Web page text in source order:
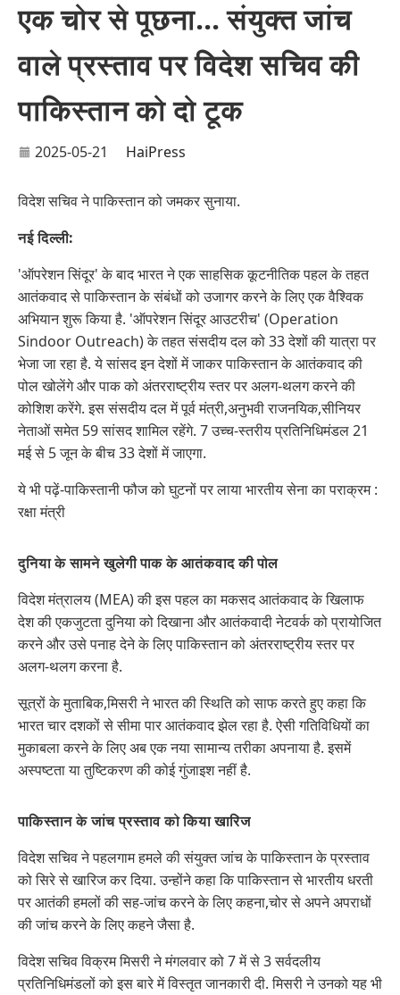
एक चोर से पूछना... संयुक्त जांच
वाले प्रस्ताव पर विदेश सचिव की
पाकिस्तान को दो टूक
2025-05-21 HaiPress
विदेश सचिव ने पाकिस्तान को जमकर सुनाया.
नई दिल्ली:
'ऑपरेशन सिंदूर' के बाद भारत ने एक साहसिक कूटनीतिक पहल के तहत
आतंकवाद से पाकिस्तान के संबंधों को उजागर करने के लिए एक वैश्विक
अभियान शुरू किया है. 'ऑपरेशन सिंदूर आउटरीच' (Operation
Sindoor Outreach) के तहत संसदीय दल को 33 देशों की यात्रा पर
भेजा जा रहा है. ये सांसद इन देशों में जाकर पाकिस्तान के आतंकवाद की
पोल खोलेंगे और पाक को अंतरराष्ट्रीय स्तर पर अलग-थलग करने की
कोशिश करेंगे. इस संसदीय दल में पूर्व मंत्री,अनुभवी राजनयिक,सीनियर
नेताओं समेत 59 सांसद शामिल रहेंगे. 7 उच्च-स्तरीय प्रतिनिधिमंडल 21
मई से 5 जून के बीच 33 देशों में जाएगा.
ये भी पढ़ें-पाकिस्तानी फौज को घुटनों पर लाया भारतीय सेना का पराक्रम :
रक्षा मंत्री
दुनिया के सामने खुलेगी पाक के आतंकवाद की पोल
विदेश मंत्रालय (MEA) की इस पहल का मकसद आतंकवाद के खिलाफ
देश की एकजुटता दुनिया को दिखाना और आतंकवादी नेटवर्क को प्रायोजित
करने और उसे पनाह देने के लिए पाकिस्तान को अंतरराष्ट्रीय स्तर पर
अलग-थलग करना है.
सूत्रों के मुताबिक,मिसरी ने भारत की स्थिति को साफ करते हुए कहा कि
भारत चार दशकों से सीमा पार आतंकवाद झेल रहा है. ऐसी गतिविधियों का
मुकाबला करने के लिए अब एक नया सामान्य तरीका अपनाया है. इसमें
अस्पष्टता या तुष्टिकरण की कोई गुंजाइश नहीं है.
पाकिस्तान के जांच प्रस्ताव को किया खारिज
विदेश सचिव ने पहलगाम हमले की संयुक्त जांच के पाकिस्तान के प्रस्ताव
को सिरे से खारिज कर दिया. उन्होंने कहा कि पाकिस्तान से भारतीय धरती
पर आतंकी हमलों की सह-जांच करने के लिए कहना,चोर से अपने अपराधों
की जांच करने के लिए कहने जैसा है.
विदेश सचिव विक्रम मिसरी ने मंगलवार को 7 में से 3 सर्वदलीय
प्रतिनिधिमंडलों को इस बारे में विस्तृत जानकारी दी. मिसरी ने उनको यह भी